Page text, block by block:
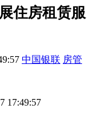
住房租赁服
中国银联 房管